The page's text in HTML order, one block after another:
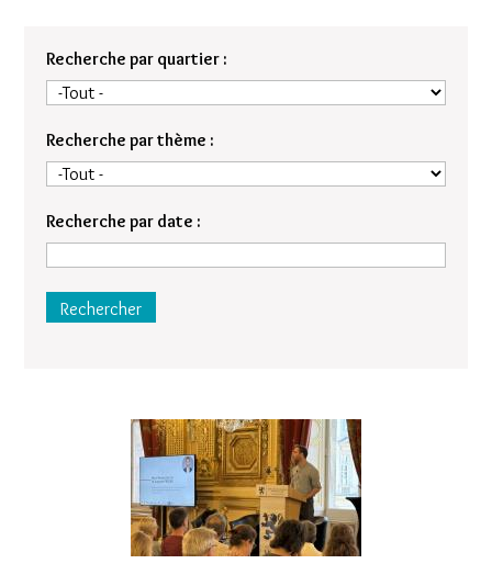
Recherche par quartier :
Recherche par thème :
Recherche par date :